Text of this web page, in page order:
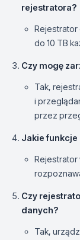
rejestratora?
Rejestrator
do 10 TB
Czy mogę
Tak,
i
przez
Jakie
Rejestrator
Czy
danych?
Tak,